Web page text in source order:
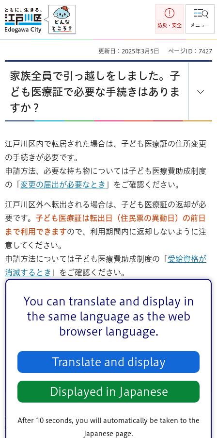
You can translate and display in
the same language as the web
browser language.
Translate and display
Displayed in Japanese
After 10 seconds, you will automatically be taken to the
Japanese page.
江戸川区
防災・安全 メニュー
更新日：2025年3月5日 ページID：7427
家族全員で引っ越しをしました。子
ども医療証で必要な手続きはありま
すか？
江戸川区内で転居された場合は、子ども医療証の住所変更
の手続きが必要です。
申請方法、必要な持ち物については子ども医療費助成制度
の「 変更の届出が必要なとき 」をご確認ください。
江戸川区外へ転出される場合は、子ども医療証の返却が必
要です。 子ども医療証は転出日（住民票の異動日）の前日
まで利用できますので、利用期間内に返却しないように注
意してください。
申請方法については子ども医療費助成制度の「 受給資格が
消滅するとき
」をご確認ください。
このページに関するお問い合わせ
子ども家庭部児童家庭課が担当していま
療証